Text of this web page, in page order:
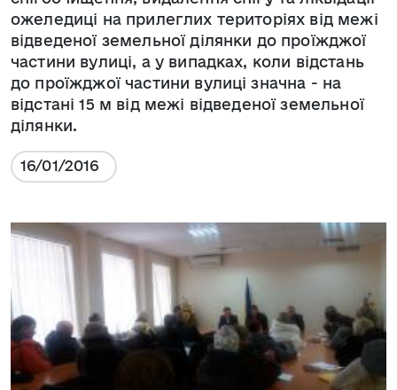
ожеледиці на прилеглих територіях від межі
відведеної земельної ділянки до проїжджої
частини вулиці, а у випадках, коли відстань
до проїжджої частини вулиці значна - на
відстані 15 м від межі відведеної земельної
ділянки.
16/01/2016